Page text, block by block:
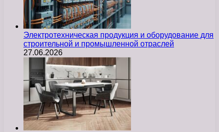
Электротехническая продукция и оборудование для
строительной и промышленной отраслей
27.06.2026